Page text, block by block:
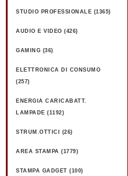
STUDIO PROFESSIONALE (1365)
AUDIO E VIDEO (426)
GAMING (36)
ELETTRONICA DI CONSUMO
(257)
ENERGIA CARICABATT.
LAMPADE (1192)
STRUM.OTTICI (26)
AREA STAMPA (1779)
STAMPA GADGET (100)